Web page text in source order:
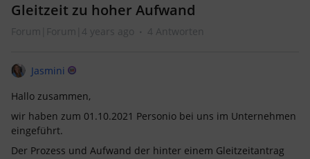
Gleitzeit zu hoher Aufwand
Forum|Forum|4 years ago 4 Antworten
Jasmini
Hallo zusammen,
wir haben zum 01.10.2021 Personio bei uns im Unternehmen
eingeführt.
Der Prozess und Aufwand der hinter einem Gleitzeitantrag